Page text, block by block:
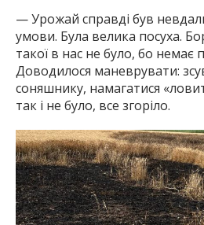
— Урожай справді був
умови. Була велика посуха.
такої в нас не було, бо немає
Доводилося маневрувати:
соняшнику, намагатися
так і не було, все згоріло.